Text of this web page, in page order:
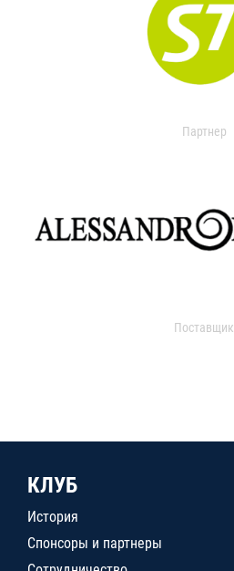
Партнер
Поставщик
КЛУБ
История
Спонсоры и партнеры